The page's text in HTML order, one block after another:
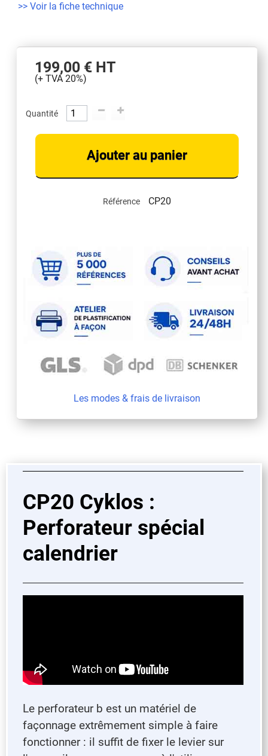
>> Voir la fiche technique
199,00 € HT
(+ TVA 20%)
Quantité
Ajouter au panier
Référence CP20
Les modes & frais de livraison
CP20 Cyklos :
Perforateur spécial
calendrier
Le perforateur b est un matériel de
façonnage extrêmement simple à faire
fonctionner : il suffit de fixer le levier sur